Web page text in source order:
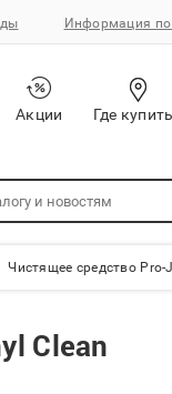
Информация по
Акции Где
Чистящее средство Pro-
Clean